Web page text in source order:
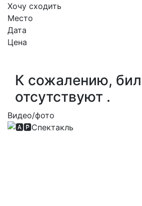
Хочу сходить
Место
Дата
Цена
К сожалению,
отсутствуют .
Видео/фото